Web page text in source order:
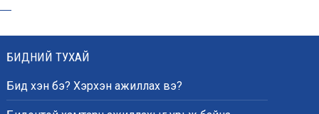
Шатахууны нийлүүлэлт
эрчимжиж, түгээлтийн хүчин
БИДНИЙ ТУХАЙ
Бид хэн бэ? Хэрхэн ажиллах вэ?